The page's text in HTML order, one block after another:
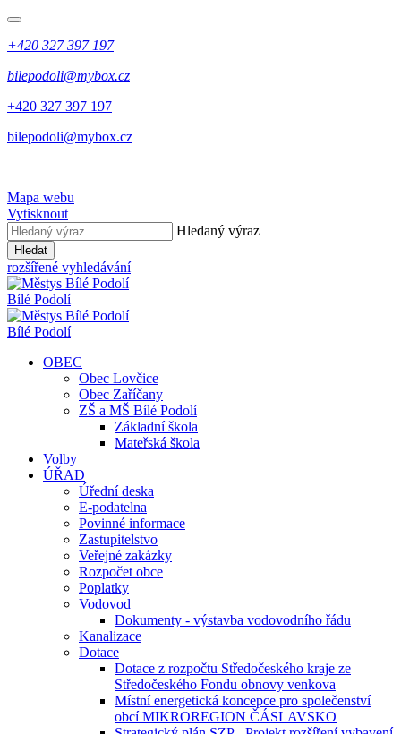
+420 327 397 197
bilepodoli@mybox.cz
+420 327 397 197
bilepodoli@mybox.cz
Mapa webu
Vytisknout
Hledaný výraz
Hledat
rozšířené vyhledávání
Bílé Podolí
Bílé Podolí
OBEC
Obec Lovčice
Obec Zaříčany
ZŠ a MŠ Bílé Podolí
Základní škola
Mateřská škola
Volby
ÚŘAD
Úřední deska
E-podatelna
Povinné informace
Zastupitelstvo
Veřejné zakázky
Rozpočet obce
Poplatky
Vodovod
Dokumenty - výstavba vodovodního řádu
Kanalizace
Dotace
Dotace z rozpočtu Středočeského kraje ze
Středočeského Fondu obnovy venkova
Místní energetická koncepce pro společenství
obcí MIKROREGION ČÁSLAVSKO